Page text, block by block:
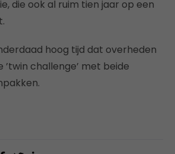
die ook al ruim tien jaar op een
hoog tijd dat overheden
’twin challenge’ met beide